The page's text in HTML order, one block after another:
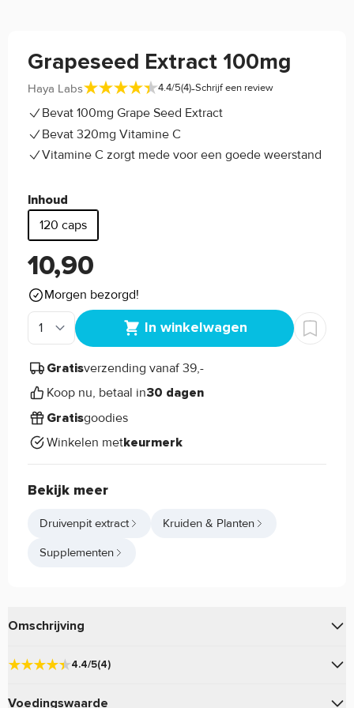
Grapeseed Extract 100mg
Haya Labs 4.4/5(4)-Schrijf een review
Bevat 100mg Grape Seed Extract
Bevat 320mg Vitamine C
Vitamine C zorgt mede voor een goede weerstand
Inhoud
120 caps
10,90
Morgen bezorgd!
In winkelwagen
Gratisverzending vanaf 39,-
Koop nu, betaal in30 dagen
Gratisgoodies
Winkelen metkeurmerk
Bekijk meer
Druivenpit extract Kruiden & Planten
Supplementen
Omschrijving
Grapeseed Extract 100mg
4.4/5(4)
Voedingswaarde